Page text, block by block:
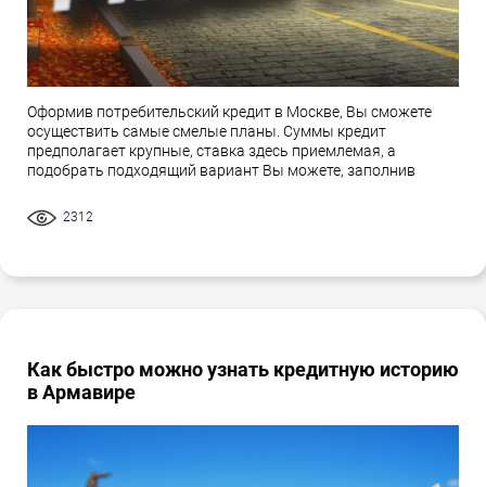
Оформив потребительский кредит в Москве, Вы сможете
осуществить самые смелые планы. Суммы кредит
предполагает крупные, ставка здесь приемлемая, а
подобрать подходящий вариант Вы можете, заполнив
2312
Как быстро можно узнать кредитную историю
в Армавире